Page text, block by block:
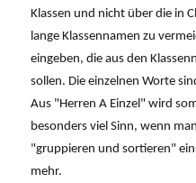
Klassen und nicht über die in
lange Klassennamen zu
eingeben, die aus den
sollen. Die einzelnen Worte
Aus "Herren A Einzel" wird
besonders viel Sinn, wenn
"gruppieren und sortieren"
mehr.